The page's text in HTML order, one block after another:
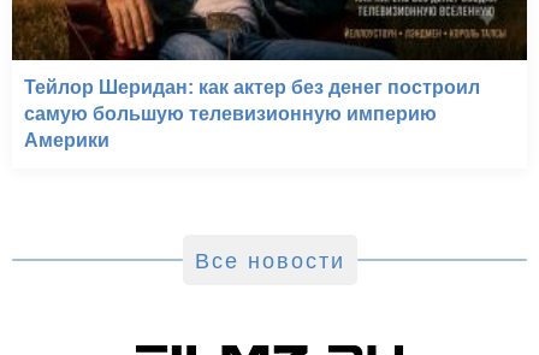
Тейлор Шеридан: как актер без денег построил
самую большую телевизионную империю
Америки
Все новости